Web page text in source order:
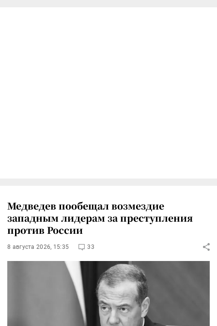
Медведев пообещал возмездие
западным лидерам за преступления
против России
8 августа 2026, 15:35 33